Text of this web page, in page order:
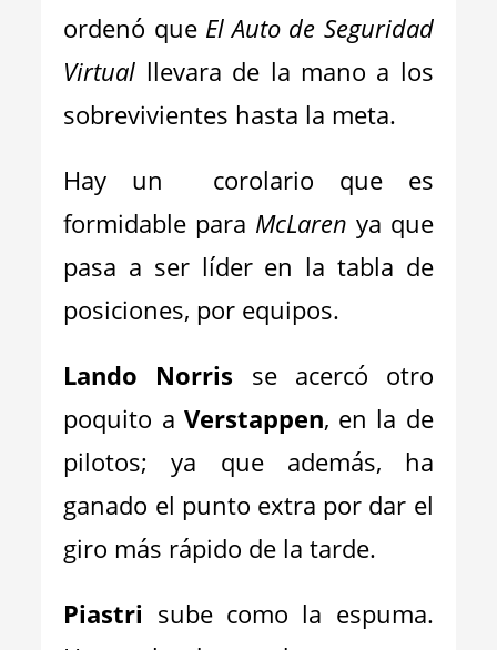
ordenó que El Auto de Seguridad
Virtual llevara de la mano a los
sobrevivientes hasta la meta.
Hay un corolario que es
formidable para McLaren ya que
pasa a ser líder en la tabla de
posiciones, por equipos.
Lando Norris se acercó otro
poquito a Verstappen, en la de
pilotos; ya que además, ha
ganado el punto extra por dar el
giro más rápido de la tarde.
Piastri sube como la espuma.